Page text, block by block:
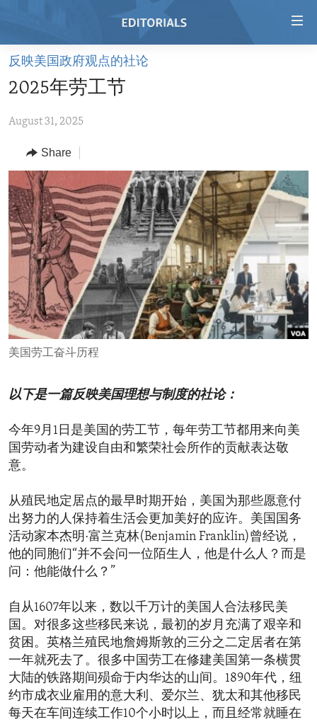
Skip
main
Skip
Navigation
Skip
to
Search
RADIO
REGIONS
AFRICA
AMERICAS
ASIA
EUROPE
MIDDLE EAST
TOPICS
HUMAN RIGHTS
SECURITY AND DEFENSE
AID AND DEVELOPMENT
DEMOCRACY AND GOVERNANCE
ECONOMY AND TRADE
ENVIRONMENT AND HEALTH
IDEALS AND INSTITUTIONS
ARCHIVE
ABOUT US
FOLLOW US
反映美国政府观点的社论
2025年劳工节
August 31, 2025
Share
美国劳工奋斗历程
以下是一篇反映美国理想与制度的社论：
今年9月1日是美国的劳工节，每年劳工节都用来向美
国劳动者为建设自由和繁荣社会所作的贡献表达敬
意。
从殖民地定居点的最早时期开始，美国为那些愿意付
出努力的人保持着生活会更加美好的应许。美国国务
活动家本杰明·富兰克林(Benjamin Franklin)曾经说，
他的同胞们“并不会问一位陌生人，他是什么人？而是
问：他能做什么？”
自从1607年以来，数以千万计的美国人合法移民美
国。对很多这些移民来说，最初的岁月充满了艰辛和
贫困。英格兰殖民地詹姆斯敦的三分之二定居者在第
一年就死去了。很多中国劳工在修建美国第一条横贯
大陆的铁路期间殒命于内华达的山间。1890年代，纽
约市成衣业雇用的意大利、爱尔兰、犹太和其他移民
每天在车间连续工作10个小时以上，而且经常就睡在